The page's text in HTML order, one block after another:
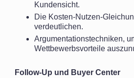
Kundensicht.
Die Kosten-Nutzen-
verdeutlichen.
Argumentationstechniken,
Wettbewerbsvorteile
Follow-Up und Buyer Center